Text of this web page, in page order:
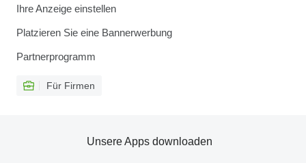
Ihre Anzeige einstellen
Platzieren Sie eine Bannerwerbung
Partnerprogramm
Für Firmen
Unsere Apps downloaden